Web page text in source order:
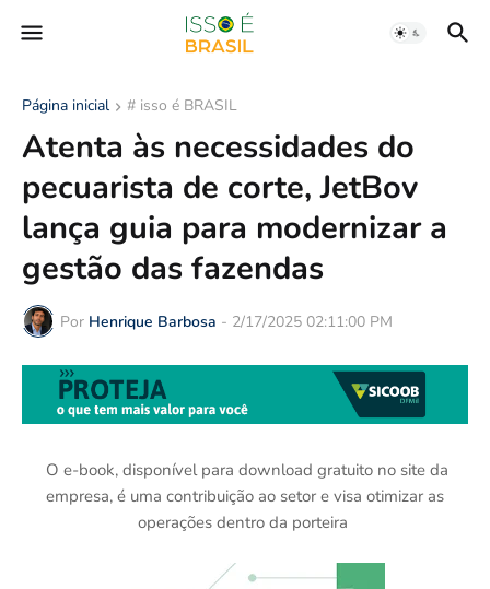
Página inicial # isso é BRASIL
Atenta às necessidades do
pecuarista de corte, JetBov
lança guia para modernizar a
gestão das fazendas
Por Henrique Barbosa - 2/17/2025 02:11:00 PM
O e-book, disponível para download gratuito no site da
empresa, é uma contribuição ao setor e visa otimizar as
operações dentro da porteira